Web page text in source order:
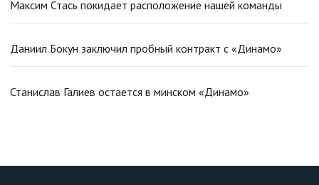
Максим Стась покидает расположение нашей команды
Даниил Бокун заключил пробный контракт с «Динамо»
Станислав Галиев остается в минском «Динамо»